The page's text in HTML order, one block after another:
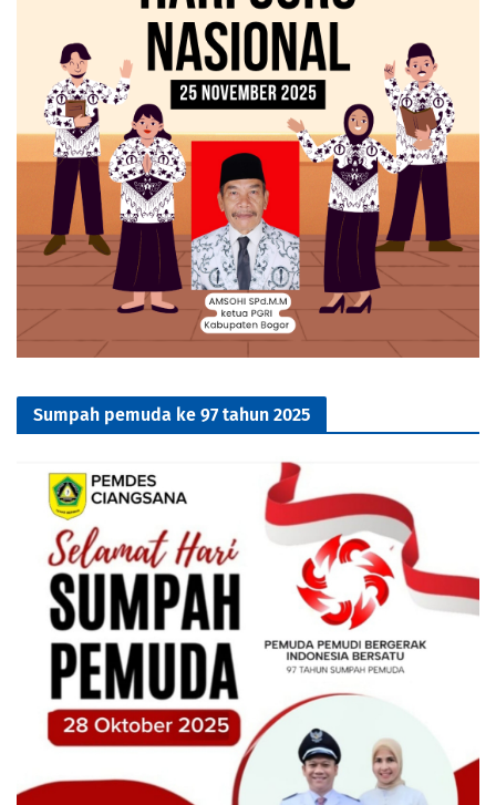
Sumpah pemuda ke 97 tahun 2025